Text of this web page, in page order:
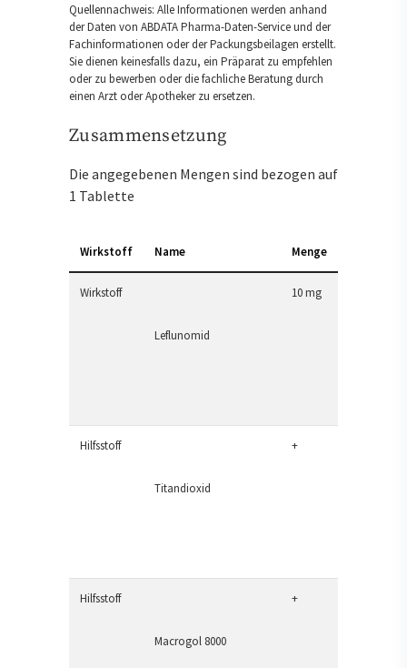
Quellennachweis: Alle Informationen werden anhand
der Daten von ABDATA Pharma-Daten-Service und der
Fachinformationen oder der Packungsbeilagen erstellt.
Sie dienen keinesfalls dazu, ein Präparat zu empfehlen
oder zu bewerben oder die fachliche Beratung durch
einen Arzt oder Apotheker zu ersetzen.
Zusammensetzung
Die angegebenen Mengen sind bezogen auf
1 Tablette
Wirkstoff Name Menge
Wirkstoff
Leflunomid
10 mg
Hilfsstoff
Titandioxid
+
Hilfsstoff
Macrogol 8000
+